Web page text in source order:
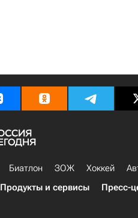
Биатлон ЗОЖ Хоккей
Продукты и сервисы Пресс-